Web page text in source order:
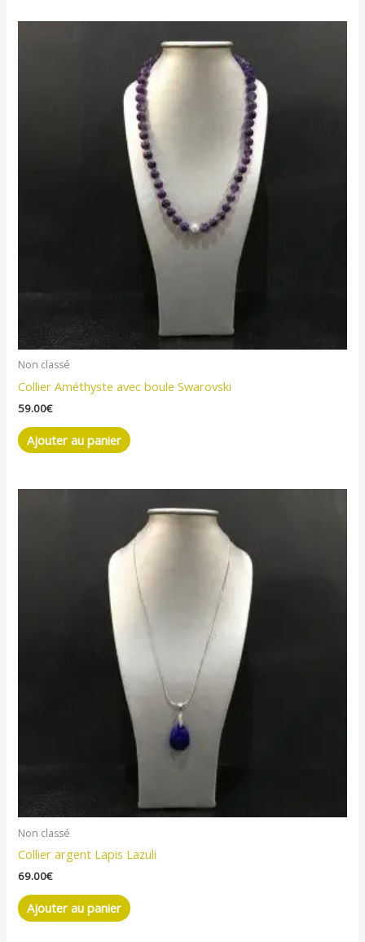
Non classé
Collier Améthyste avec boule Swarovski
59.00€
Ajouter au panier
Non classé
Collier argent Lapis Lazuli
69.00€
Ajouter au panier